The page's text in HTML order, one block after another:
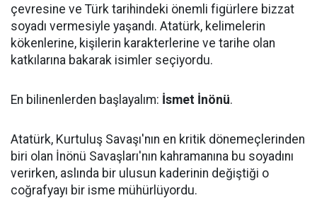
çevresine ve Türk tarihindeki önemli figürlere bizzat
soyadı vermesiyle yaşandı. Atatürk, kelimelerin
kökenlerine, kişilerin karakterlerine ve tarihe olan
katkılarına bakarak isimler seçiyordu.
En bilinenlerden başlayalım: İsmet İnönü.
Atatürk, Kurtuluş Savaşı'nın en kritik dönemeçlerinden
biri olan İnönü Savaşları'nın kahramanına bu soyadını
verirken, aslında bir ulusun kaderinin değiştiği o
coğrafyayı bir isme mühürlüyordu.